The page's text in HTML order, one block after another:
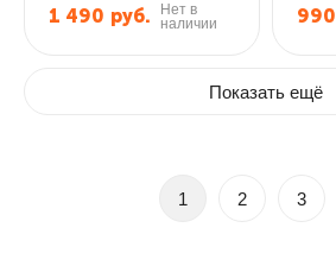
1 490 руб.
Нет в
наличии
990
Показать ещё
1 2 3